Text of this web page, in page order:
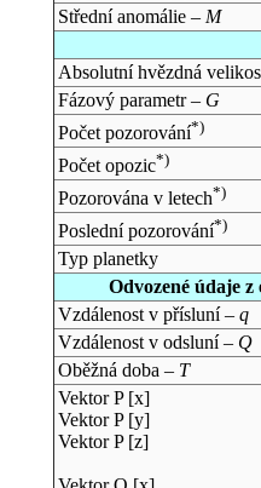
Střední anomálie – M
Absolutní hvězdná
Fázový parametr – G
Počet pozorování*)
Počet opozic*)
Pozorována v letech*)
Poslední pozorování*)
Typ planetky
Odvozené údaje
Vzdálenost v přísluní – q
Vzdálenost v odsluní – Q
Oběžná doba – T
Vektor P [x]
Vektor P [y]
Vektor P [z]